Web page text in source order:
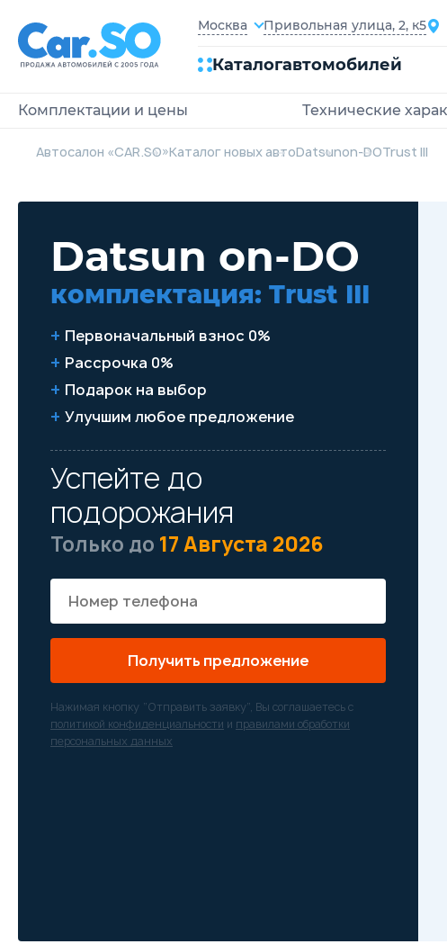
Москва Привольная улица, 2, к5
Каталогавтомобилей
Комплектации и цены Технические
Автосалон «CAR.SO»Каталог новых автоDatsunon-DOTrust III
Datsun on-DO
комплектация: Trust III
Первоначальный взнос 0%
Рассрочка 0%
Подарок на выбор
Улучшим любое предложение
Успейте до
подорожания
Только до 17 Августа 2026
Получить предложение
Нажимая кнопку “Отправить заявку”, Вы соглашаетесь с
политикой конфиденциальности и правилами обработки
персональных данных